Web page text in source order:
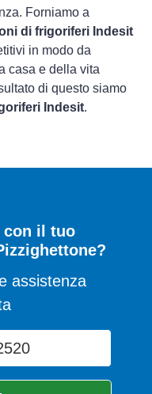
Forniamo a
di frigoriferi Indesit
in modo da
casa e della vita
di questo siamo
Indesit.
con il tuo
assistenza